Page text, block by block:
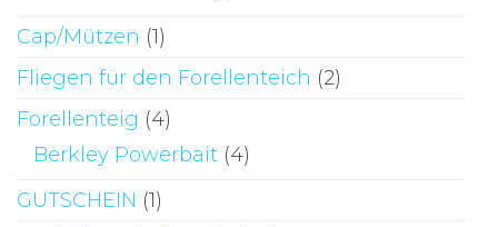
Cap/Mützen (1)
Fliegen für den Forellenteich (2)
Forellenteig (4)
Berkley Powerbait (4)
GUTSCHEIN (1)